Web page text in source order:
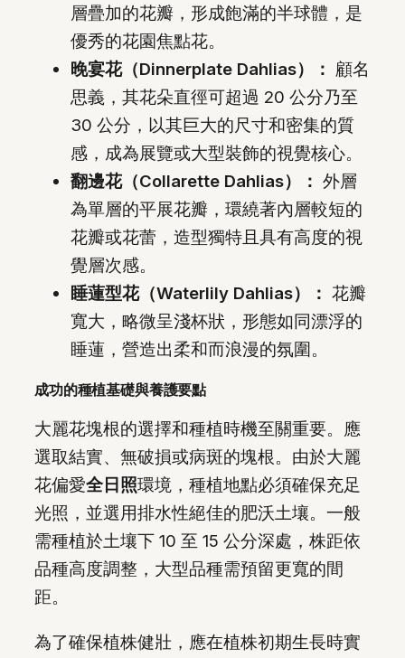
層疊加的花瓣，形成飽滿的半球體，是
優秀的花園焦點花。
晚宴花（Dinnerplate Dahlias）： 顧名
思義，其花朵直徑可超過 20 公分乃至
30 公分，以其巨大的尺寸和密集的質
感，成為展覽或大型裝飾的視覺核心。
翻邊花（Collarette Dahlias）： 外層
為單層的平展花瓣，環繞著內層較短的
花瓣或花蕾，造型獨特且具有高度的視
覺層次感。
睡蓮型花（Waterlily Dahlias）： 花瓣
寬大，略微呈淺杯狀，形態如同漂浮的
睡蓮，營造出柔和而浪漫的氛圍。
成功的種植基礎與養護要點
大麗花塊根的選擇和種植時機至關重要。應
選取結實、無破損或病斑的塊根。由於大麗
花偏愛全日照環境，種植地點必須確保充足
光照，並選用排水性絕佳的肥沃土壤。一般
需種植於土壤下 10 至 15 公分深處，株距依
品種高度調整，大型品種需預留更寬的間
距。
為了確保植株健壯，應在植株初期生長時實